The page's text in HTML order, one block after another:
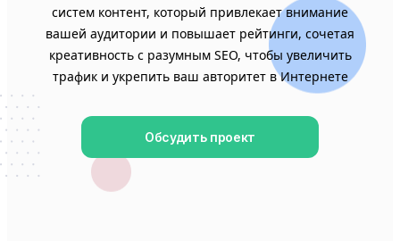
систем контент, который привлекает внимание
вашей аудитории и повышает рейтинги, сочетая
креативность с разумным SEO, чтобы увеличить
трафик и укрепить ваш авторитет в Интернете
Обсудить проект